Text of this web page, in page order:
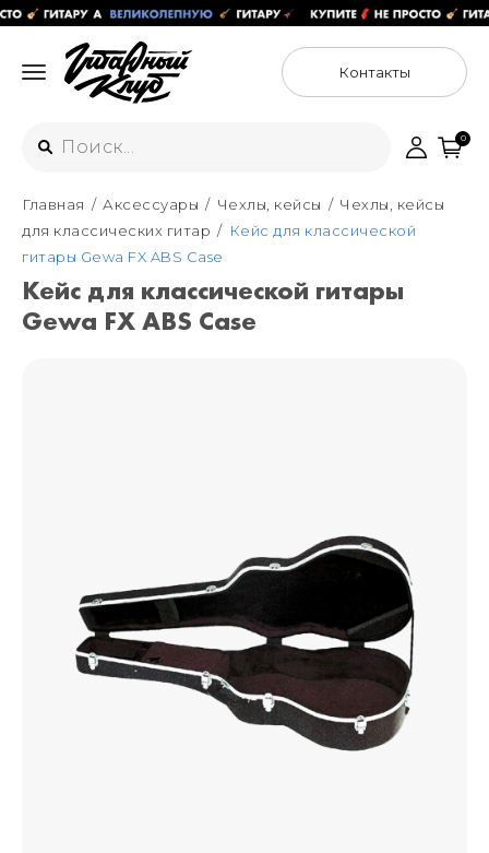
Контакты
Интернет-магазин
+7 (925) 125-54-44
Москва
+7 (925) 176-55-65
ул. Большая Новодмитровская 36с15,
Санкт-Петербург
0
Главная Аксессуары Чехлы, кейсы
Чехлы, кейсы
для классических гитар
Кейс для классической
гитары Gewa FX ABS Case
Кейс для классической гитары
Gewa FX ABS Case